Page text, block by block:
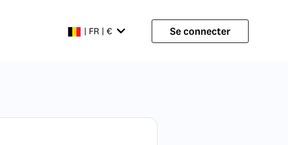
| FR | € Se connecter